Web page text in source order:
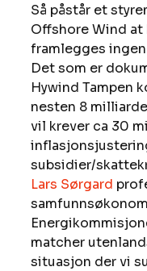
Så påstår et
Offshore Wind
framlegges
Det som er
Hywind Tampen
nesten 8
vil krever ca 30
subsidier/
Lars Sørgard
matcher
situasjon der vi